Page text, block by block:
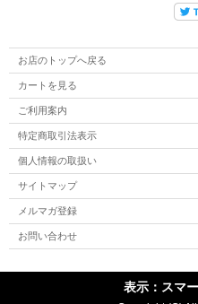
※平置きの採寸になります。
※サイズは物により若干の差
YELLOW
お店のトップへ戻る
カートを見る
ご利用案内
特定商取引法表示
個人情報の取扱い
サイトマップ
メルマガ登録
お問い合わせ
表示：スマ